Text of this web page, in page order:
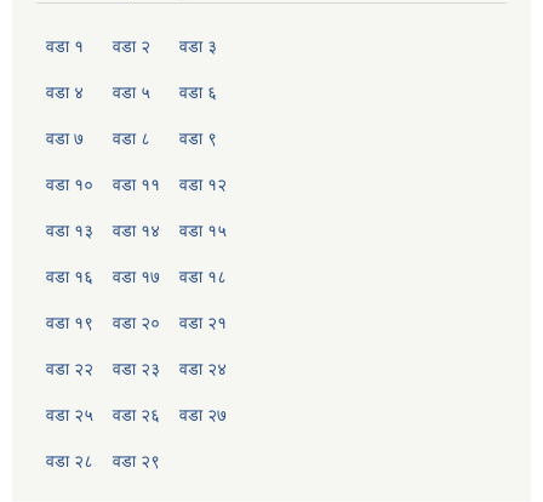
वडा १ वडा २ वडा ३
वडा ४ वडा ५ वडा ६
वडा ७ वडा ८ वडा ९
वडा १० वडा ११ वडा १२
वडा १३ वडा १४ वडा १५
वडा १६ वडा १७ वडा १८
वडा १९ वडा २० वडा २१
वडा २२ वडा २३ वडा २४
वडा २५ वडा २६ वडा २७
वडा २८ वडा २९